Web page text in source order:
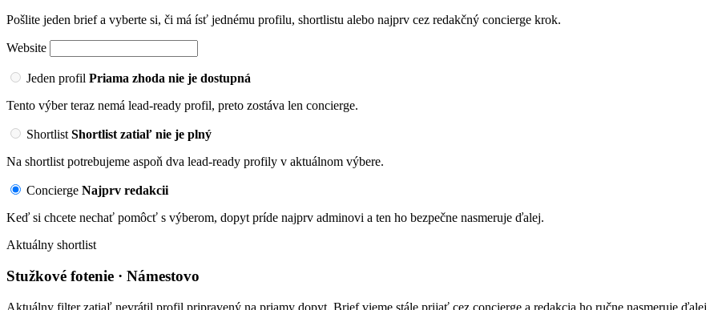
Pošlite jeden brief a vyberte si, či má ísť jednému profilu, shortlistu alebo najprv cez redakčný concierge krok.
Website
Jeden profil Priama zhoda nie je dostupná
Tento výber teraz nemá lead-ready profil, preto zostáva len concierge.
Shortlist Shortlist zatiaľ nie je plný
Na shortlist potrebujeme aspoň dva lead-ready profily v aktuálnom výbere.
Concierge Najprv redakcii
Keď si chcete nechať pomôcť s výberom, dopyt príde najprv adminovi a ten ho bezpečne nasmeruje ďalej.
Aktuálny shortlist
Stužkové fotenie · Námestovo
Aktuálny filter zatiaľ nevrátil profil pripravený na priamy dopyt. Brief vieme stále prijať cez concierge a redakcia ho ručne nasmeruje ďalej.